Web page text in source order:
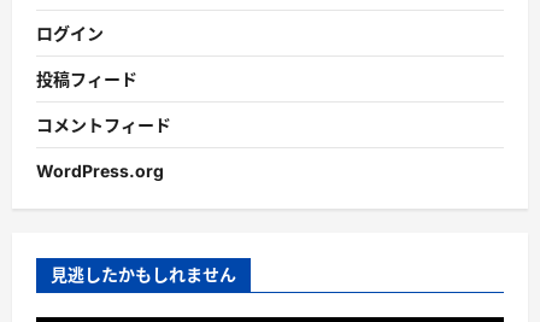
ログイン
投稿フィード
コメントフィード
WordPress.org
見逃したかもしれません